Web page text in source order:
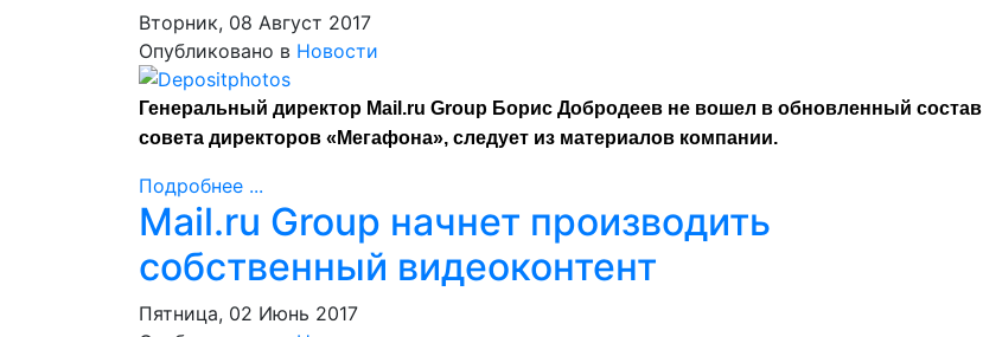
Вторник, 08 Август 2017
Опубликовано в Новости
Генеральный директор Mail.ru Group Борис Добродеев не вошел в обновленный состав
совета директоров «Мегафона», следует из материалов компании.
Подробнее ...
Mail.ru Group начнет производить
собственный видеоконтент
Пятница, 02 Июнь 2017